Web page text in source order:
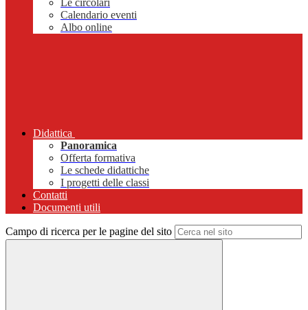
Le circolari
Calendario eventi
Albo online
Didattica
Panoramica
Offerta formativa
Le schede didattiche
I progetti delle classi
Contatti
Documenti utili
Campo di ricerca per le pagine del sito